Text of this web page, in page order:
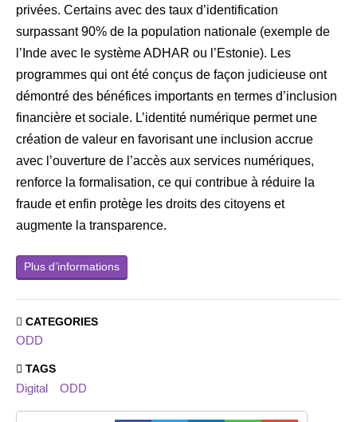
privées. Certains avec des taux d’identification
surpassant 90% de la population nationale (exemple de
l’Inde avec le système ADHAR ou l’Estonie). Les
programmes qui ont été conçus de façon judicieuse ont
démontré des bénéfices importants en termes d’inclusion
financière et sociale. L’identité numérique permet une
création de valeur en favorisant une inclusion accrue
avec l’ouverture de l’accès aux services numériques,
renforce la formalisation, ce qui contribue à réduire la
fraude et enfin protège les droits des citoyens et
augmente la transparence.
Plus d’informations
CATEGORIES
ODD
TAGS
Digital ODD